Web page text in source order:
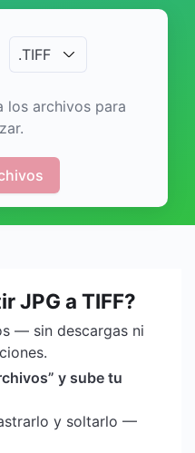
.TIFF
los archivos para
JPG a TIFF?
— sin descargas ni
y sube tu
y soltarlo —